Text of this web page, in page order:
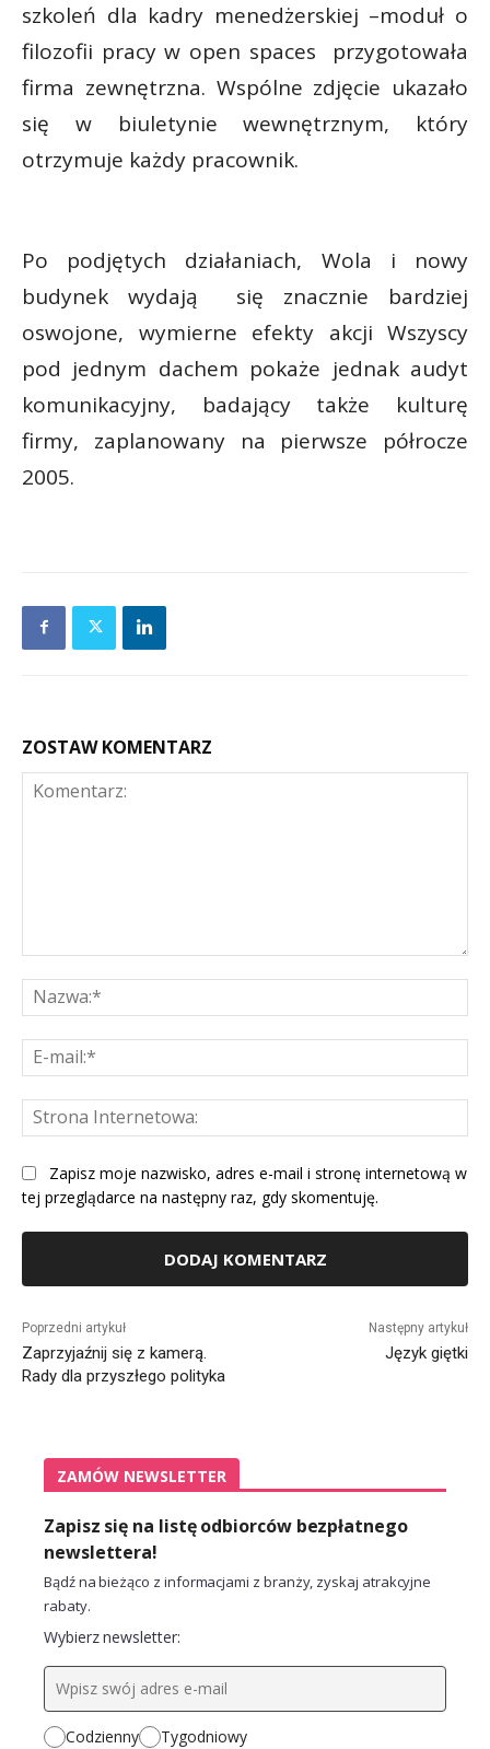
szkoleń dla kadry menedżerskiej –moduł o
filozofii pracy w open spaces przygotowała
firma zewnętrzna. Wspólne zdjęcie ukazało
się w biuletynie wewnętrznym, który
otrzymuje każdy pracownik.
Po podjętych działaniach, Wola i nowy
budynek wydają się znacznie bardziej
oswojone, wymierne efekty akcji Wszyscy
pod jednym dachem pokaże jednak audyt
komunikacyjny, badający także kulturę
firmy, zaplanowany na pierwsze półrocze
2005.
ZOSTAW KOMENTARZ
Zapisz moje nazwisko, adres e-mail i stronę internetową w
tej przeglądarce na następny raz, gdy skomentuję.
Poprzedni artykuł
Zaprzyjaźnij się z kamerą.
Rady dla przyszłego polityka
Następny artykuł
Język giętki
ZAMÓW NEWSLETTER
Zapisz się na listę odbiorców bezpłatnego
newslettera!
Bądź na bieżąco z informacjami z branży, zyskaj atrakcyjne
rabaty.
Wybierz newsletter:
Codzienny Tygodniowy